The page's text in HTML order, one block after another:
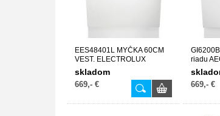
EES48401L MYČKA 60CM
VEST. ELECTROLUX
skladom
669,- €
riadu
669,- €